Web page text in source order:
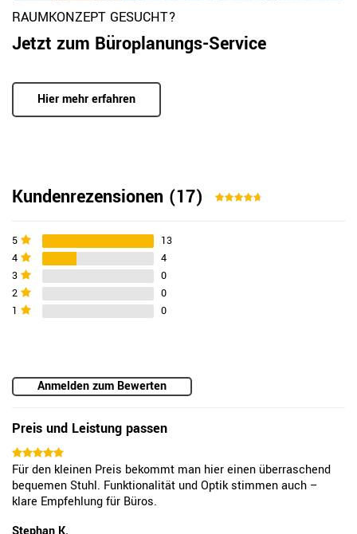
RAUMKONZEPT GESUCHT?
Jetzt zum Büroplanungs-Service
Hier mehr erfahren
Kundenrezensionen (17)
5
13
4
4
3
0
2
0
1
0
Anmelden zum Bewerten
Preis und Leistung passen
Für den kleinen Preis bekommt man hier einen überraschend
bequemen Stuhl. Funktionalität und Optik stimmen auch –
klare Empfehlung für Büros.